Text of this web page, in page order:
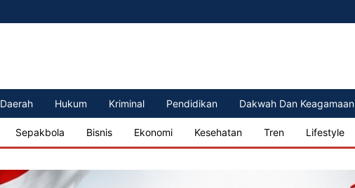
Daerah Hukum Kriminal Pendidikan Dakwah Dan Keagamaan
Sepakbola Bisnis Ekonomi Kesehatan Tren Lifestyle